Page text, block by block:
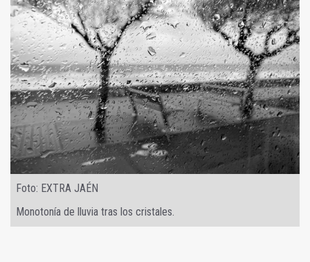
Foto: EXTRA JAÉN
Monotonía de lluvia tras los cristales.